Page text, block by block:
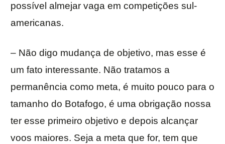
possível almejar vaga em competições sul-
americanas.
– Não digo mudança de objetivo, mas esse é
um fato interessante. Não tratamos a
permanência como meta, é muito pouco para o
tamanho do Botafogo, é uma obrigação nossa
ter esse primeiro objetivo e depois alcançar
voos maiores. Seja a meta que for, tem que